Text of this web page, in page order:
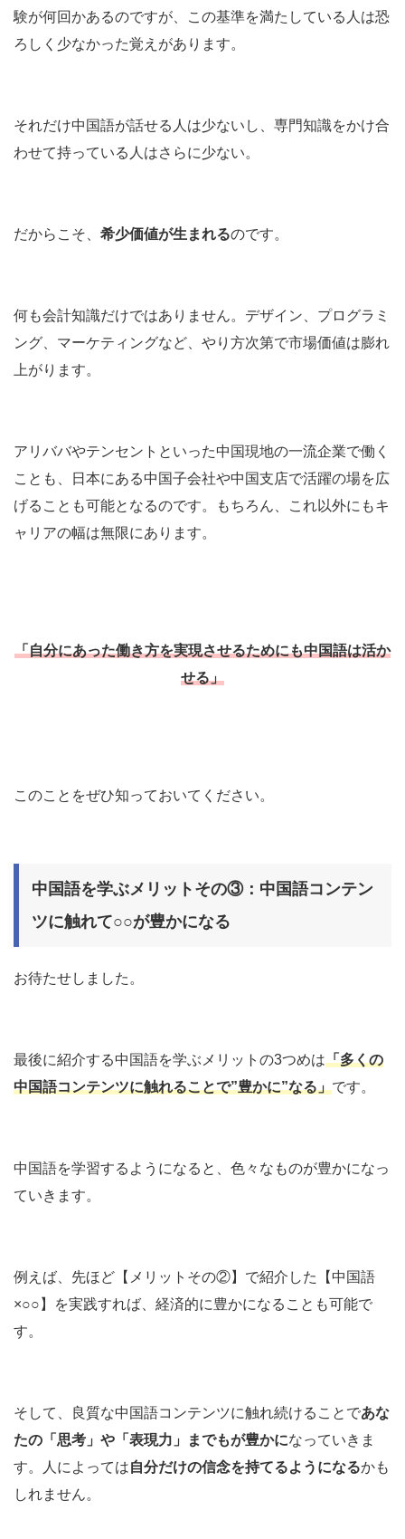
験が何回かあるのですが、この基準を満たしている人は恐
ろしく少なかった覚えがあります。
それだけ中国語が話せる人は少ないし、専門知識をかけ合
わせて持っている人はさらに少ない。
だからこそ、 希少価値が生まれるのです。
何も会計知識だけではありません。デザイン、プログラミ
ング、マーケティングなど、やり方次第で市場価値は膨れ
上がります。
アリババやテンセントといった中国現地の一流企業で働く
ことも、日本にある中国子会社や中国支店で活躍の場を広
げることも可能となるのです。もちろん、これ以外にもキ
ャリアの幅は無限にあります。
「自分にあった働き方を実現させるためにも中国語は活か
せる」
このことをぜひ知っておいてください。
中国語を学ぶメリットその③：中国語コンテン
ツに触れて○○が豊かになる
お待たせしました。
最後に紹介する中国語を学ぶメリットの3つめは「多くの
中国語コンテンツに触れることで”豊かに”なる」です。
中国語を学習するようになると、色々なものが豊かになっ
ていきます。
例えば、先ほど【メリットその②】で紹介した【中国語
×○○】を実践すれば、経済的に豊かになることも可能で
す。
そして、良質な中国語コンテンツに触れ続けることであな
たの「思考」や「表現力」までもが豊かになっていきま
す。人によっては自分だけの信念を持てるようになるかも
しれません。